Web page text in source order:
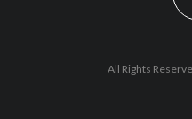
All Rights